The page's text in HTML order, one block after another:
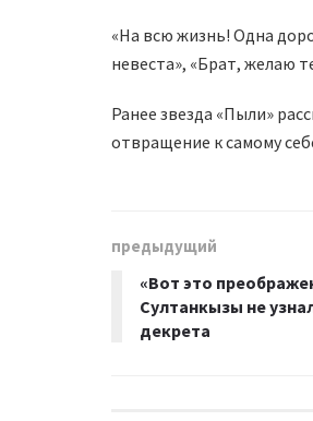
«На всю жизнь! Одна
невеста», «Брат, желаю
Ранее звезда «Пыли»
отвращение к самому
предыдущий
«Вот это
Султанкызы не
декрета